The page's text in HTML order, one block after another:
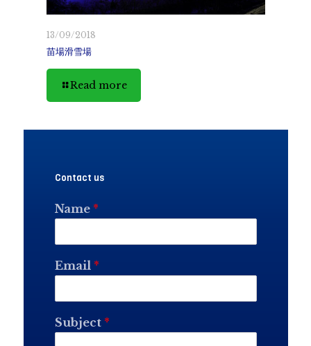
13/09/2018
苗場滑雪場
Read more
Contact us
Name *
Email *
Subject *